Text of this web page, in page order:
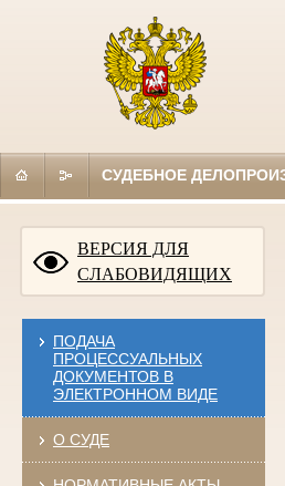
СУДЕБНОЕ
ВЕРСИЯ ДЛЯ
СЛАБОВИДЯЩИХ
ПОДАЧА
ПРОЦЕССУАЛЬНЫХ
ДОКУМЕНТОВ В
ЭЛЕКТРОННОМ ВИДЕ
О СУДЕ